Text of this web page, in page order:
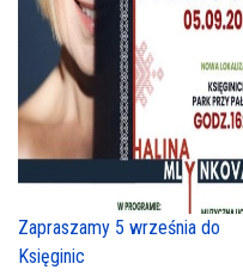
Zapraszamy 5 września do
Księginic